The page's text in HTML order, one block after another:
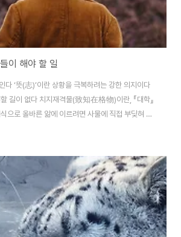
이 해야 할 일
다 ‘뜻(志)’이란 상황을 극복하려는 강한 의지이다
길이 없다 치지재격물(致知在格物)이란, 『대학』
으로 올바른 앎에 이르려면 사물에 직접 부딪혀 그
다’는 뜻이다. 즉, 앎은 실천을 통해서만 진정한 의
수많은 위험이 도사리고 있는 정글을 항해하는 것
험하는 한 우리는 그것에 대해 가장 많이 알고 있어야
비, 안내자, 날씨 등의 정보 이외에, 정글 탐험에 필
체이다. 결국엔 정글로 가야만 하는 것이다. 실제 ..